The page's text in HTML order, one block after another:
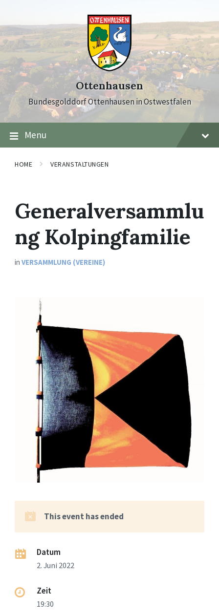
content
main
navigation
footer
Ottenhausen
Bundesgolddorf Ottenhausen in Ostwestfalen
Menu
HOME VERANSTALTUNGEN
Generalversammlu
ng Kolpingfamilie
in VERSAMMLUNG (VEREINE)
This event has ended
Datum
2. Juni 2022
Zeit
19:30